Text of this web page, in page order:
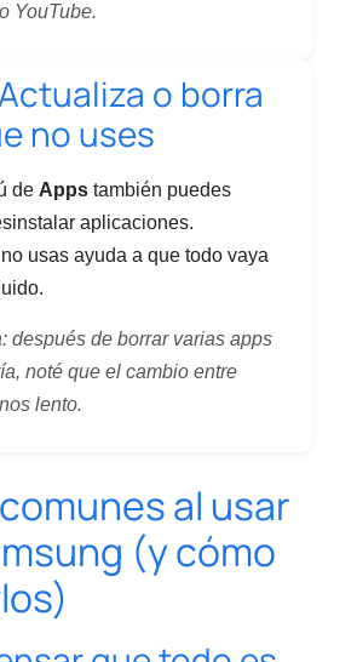
YouTube.
o borra
no uses
deApps también puedes
aplicaciones.
usas ayuda a que todo vaya
después de borrar varias apps
noté que el cambio entre
lento.
al usar
(y cómo